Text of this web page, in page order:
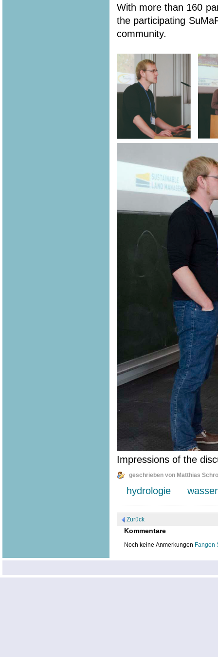
With more than 160
the participating
community.
Impressions of the
geschrieben von Matthias
hydrologie wasser
Zurück
Kommentare
Noch keine Anmerkungen Fangen